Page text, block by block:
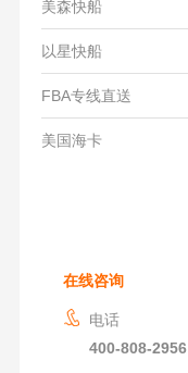
美森快船
以星快船
FBA专线直送
美国海卡
在线咨询
电话
400-808-2956